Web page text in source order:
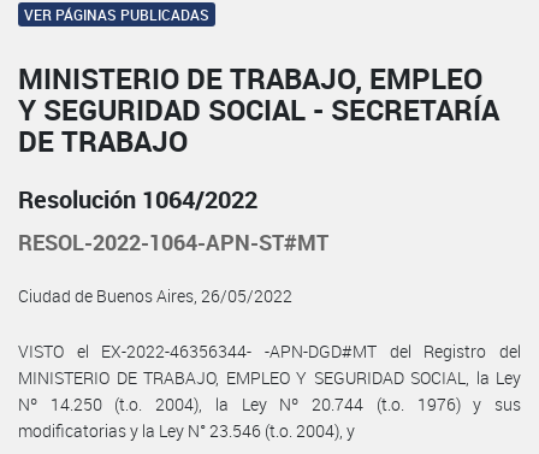
VER PÁGINAS PUBLICADAS
MINISTERIO DE TRABAJO, EMPLEO
Y SEGURIDAD SOCIAL - SECRETARÍA
DE TRABAJO
Resolución 1064/2022
RESOL-2022-1064-APN-ST#MT
Ciudad de Buenos Aires, 26/05/2022
VISTO el EX-2022-46356344- -APN-DGD#MT del Registro del
MINISTERIO DE TRABAJO, EMPLEO Y SEGURIDAD SOCIAL, la Ley
Nº 14.250 (t.o. 2004), la Ley Nº 20.744 (t.o. 1976) y sus
modificatorias y la Ley N° 23.546 (t.o. 2004), y